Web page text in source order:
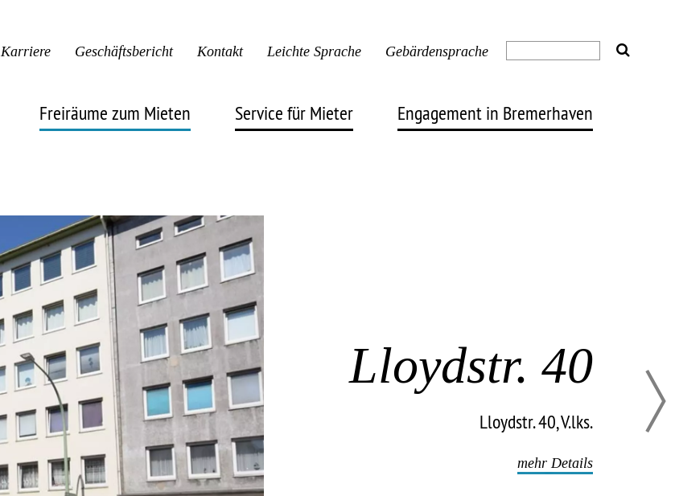
Karriere Geschäftsbericht Kontakt Leichte Sprache Gebärdensprache
Freiräume zum Mieten
Gründen & Arbeiten
Parken & Lagern
Gärtnern & Ackern
Service für Mieter
Notfallnummern
Stäwog Strom
Engagement in Bremerhaven
Lloydstr.
Lloydstr. 40,